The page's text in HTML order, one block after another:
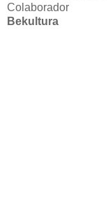
Colaborador
Bekultura